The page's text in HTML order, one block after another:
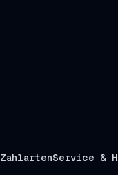
ZahlartenService &